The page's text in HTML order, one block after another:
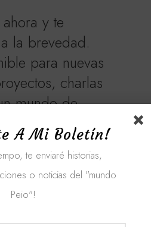
y te
la brevedad.
para nuevas
charlas
mundo de
A Mi Boletín!
te enviaré historias,
o noticias del "mundo
Peio"!